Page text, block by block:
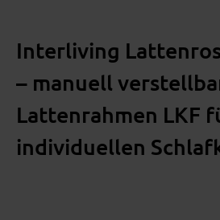
Interliving
– manuell
Lattenrahmen LKF
individuellen